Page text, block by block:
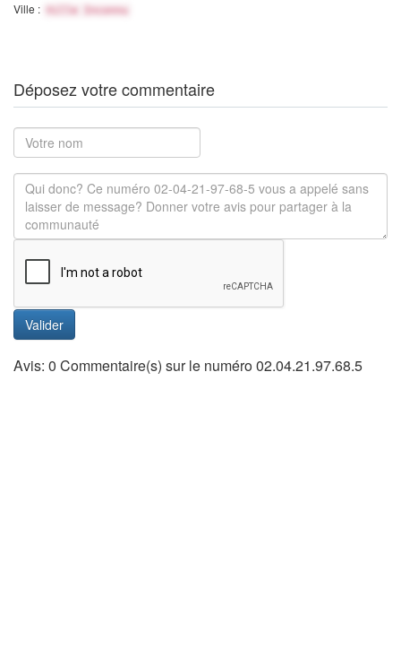
Ville : Ville Inconnu
Déposez votre commentaire
Valider
Avis: 0 Commentaire(s) sur le numéro 02.04.21.97.68.5